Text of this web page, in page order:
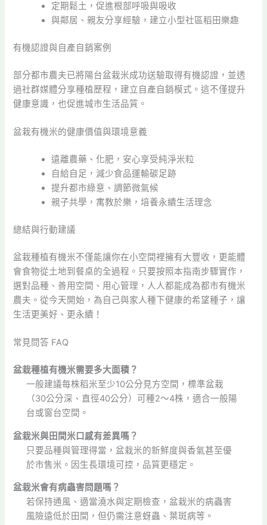
定期鬆土，促進根部呼吸與吸收
與鄰居、親友分享經驗，建立小型社區稻田樂趣
有機認證與自產自銷案例
部分都市農夫已將陽台盆栽米成功送驗取得有機認證，並透
過社群媒體分享種植歷程，建立自產自銷模式。這不僅提升
健康意識，也促進城市生活品質。
盆栽有機米的健康價值與環境意義
遠離農藥、化肥，安心享受純淨米粒
自給自足，減少食品運輸碳足跡
提升都市綠意、調節微氣候
親子共學，寓教於樂，培養永續生活理念
總結與行動建議
盆栽種植有機米不僅能讓你在小空間裡擁有大豐收，更能體
會食物從土地到餐桌的全過程。只要按照本指南步驟實作，
選對品種、善用空間、用心管理，人人都能成為都市有機米
農夫。從今天開始，為自己與家人種下健康的希望種子，讓
生活更美好、更永續！
常見問答 FAQ
盆栽種植有機米需要多大面積？
一般建議每株稻米至少10公分見方空間，標準盆栽
（30公分深、直徑40公分）可種2～4株，適合一般陽
台或窗台空間。
盆栽米與田間米口感有差異嗎？
只要品種與管理得當，盆栽米的新鮮度與香氣甚至優
於市售米。因生長環境可控，品質更穩定。
盆栽米會有病蟲害問題嗎？
若保持通風、適當澆水與定期檢查，盆栽米的病蟲害
風險遠低於田間，但仍需注意蚜蟲、葉斑病等。